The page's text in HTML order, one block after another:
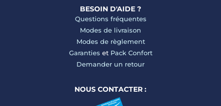
BESOIN D'AIDE ?
Questions fréquentes
Modes de livraison
Modes de règlement
Garanties et Pack Confort
Demander un retour
NOUS CONTACTER :